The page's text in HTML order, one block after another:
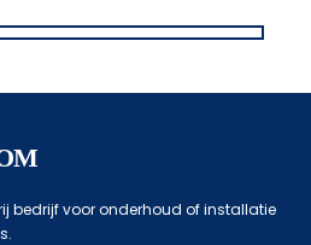
bedrijf voor onderhoud of installatie